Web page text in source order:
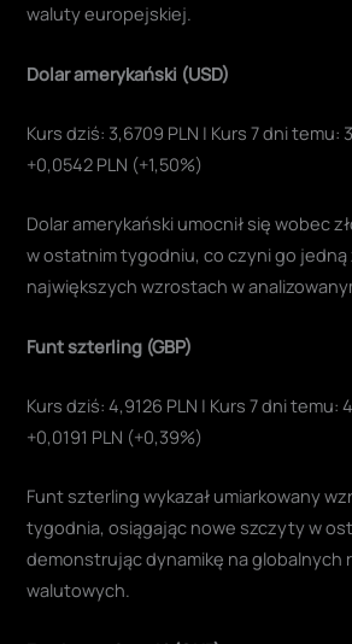
waluty europejskiej.
Dolar amerykański (USD)
Kurs dziś: 3,6709 PLN | Kurs 7 dni temu:
+0,0542 PLN (+1,50%)
Dolar amerykański umocnił się wobec
w ostatnim tygodniu, co czyni go jedną
największych wzrostach w
Funt szterling (GBP)
Kurs dziś: 4,9126 PLN | Kurs 7 dni temu:
+0,0191 PLN (+0,39%)
Funt szterling wykazał umiarkowany
tygodnia, osiągając nowe szczyty w
demonstrując dynamikę na globalnych
walutowych.